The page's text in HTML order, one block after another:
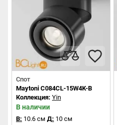
Спот
Maytoni C084CL-15W4K-B
Коллекция: Yin
В наличии
В: 10.6 см Д: 10 см